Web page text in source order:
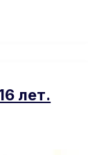
лет.